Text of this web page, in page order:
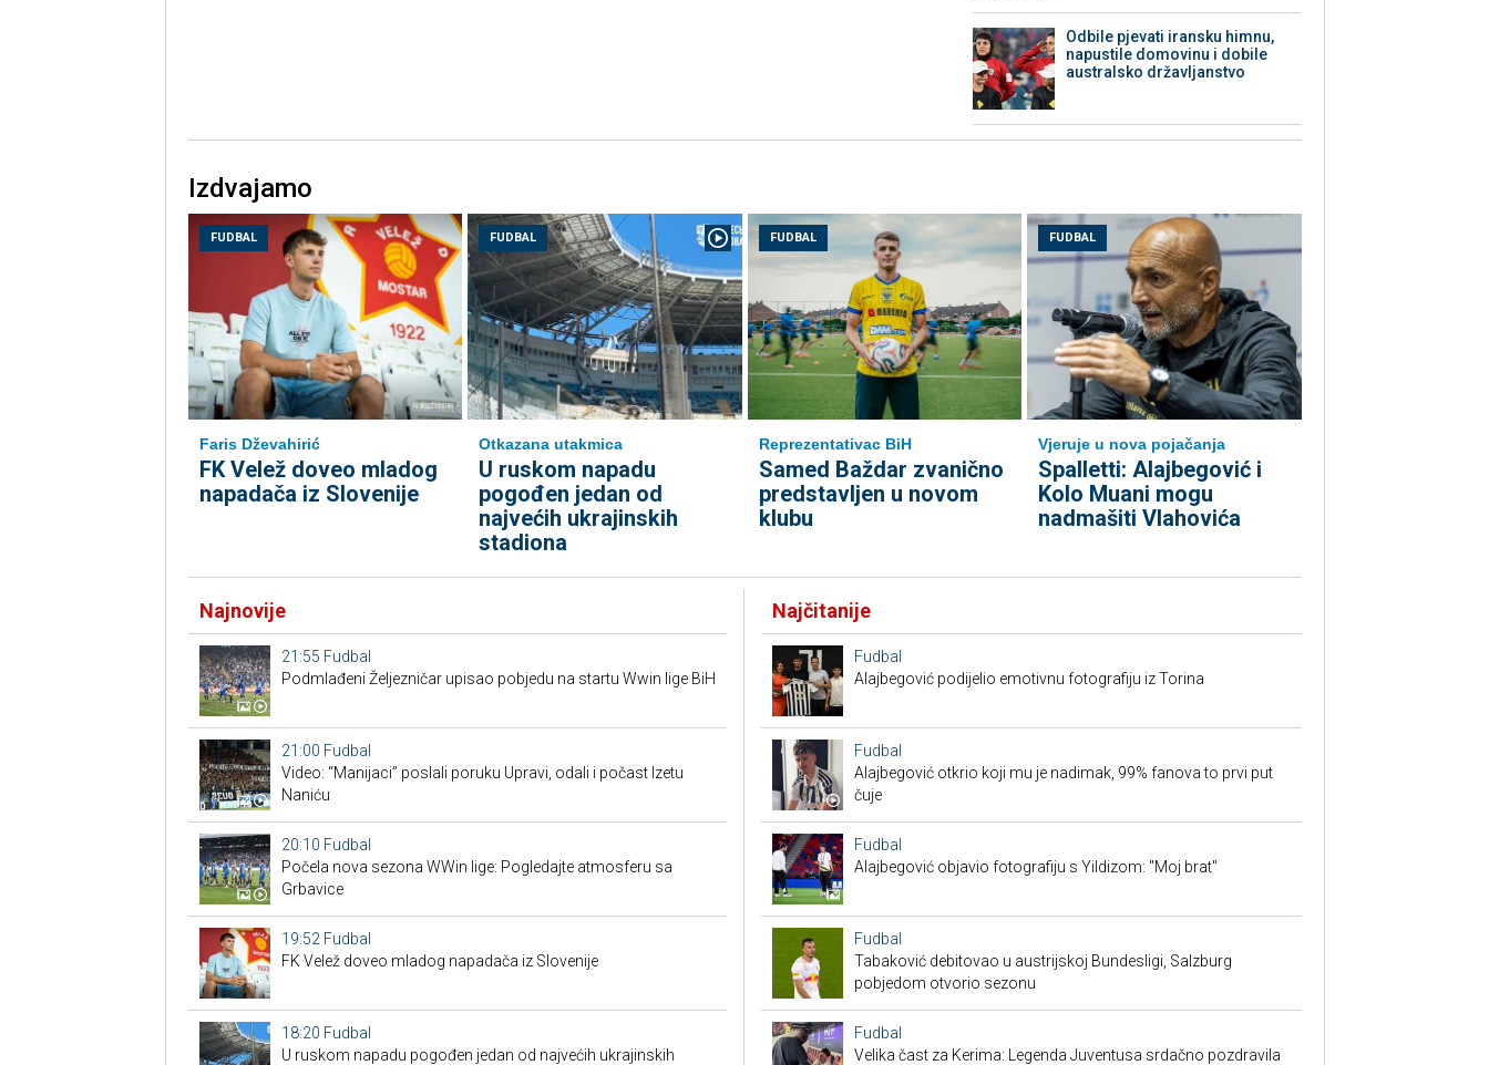
Odbile pjevati iransku himnu,
napustile domovinu i dobile
australsko državljanstvo
Izdvajamo
FUDBAL
Faris Dževahirić
FK Velež doveo mladog
napadača iz Slovenije
FUDBAL
Otkazana utakmica
U ruskom napadu
pogođen jedan od
najvećih ukrajinskih
stadiona
FUDBAL
Reprezentativac BiH
Samed Baždar zvanično
predstavljen u novom
klubu
FUDBAL
Vjeruje u nova pojačanja
Spalletti: Alajbegović i
Kolo Muani mogu
nadmašiti Vlahovića
Najnovije
21:55 Fudbal
Podmlađeni Željezničar upisao pobjedu na startu Wwin lige BiH
21:00 Fudbal
Video: “Manijaci” poslali poruku Upravi, odali i počast Izetu
Naniću
20:10 Fudbal
Počela nova sezona WWin lige: Pogledajte atmosferu sa
Grbavice
19:52 Fudbal
FK Velež doveo mladog napadača iz Slovenije
18:20 Fudbal
U ruskom napadu pogođen jedan od najvećih ukrajinskih
Najčitanije
Fudbal
Alajbegović podijelio emotivnu fotografiju iz Torina
Fudbal
Alajbegović otkrio koji mu je nadimak, 99% fanova to prvi put
čuje
Fudbal
Alajbegović objavio fotografiju s Yildizom: "Moj brat"
Fudbal
Tabaković debitovao u austrijskoj Bundesligi, Salzburg
pobjedom otvorio sezonu
Fudbal
Velika čast za Kerima: Legenda Juventusa srdačno pozdravila